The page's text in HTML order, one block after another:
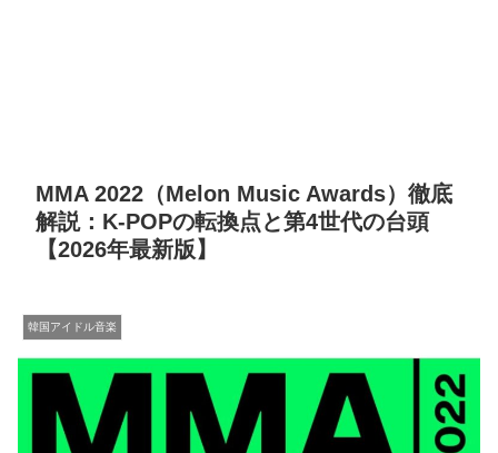
MMA 2022（Melon Music Awards）徹底
解説：K-POPの転換点と第4世代の台頭
【2026年最新版】
韓国アイドル音楽